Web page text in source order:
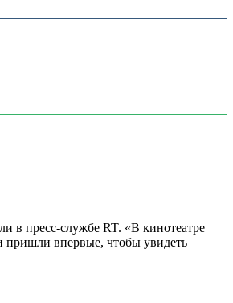
в пресс-службе RT. «В кинотеатре
пришли впервые, чтобы увидеть